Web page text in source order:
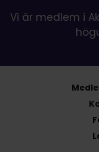
Vi är medlem i